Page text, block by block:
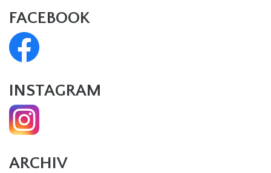
FACEBOOK
INSTAGRAM
ARCHIV